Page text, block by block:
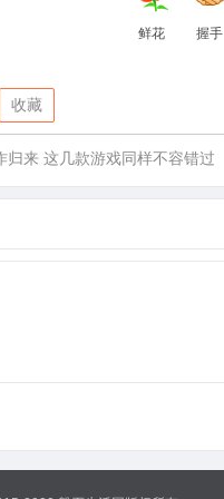
鲜花 握手
收藏
归来 这几款游戏同样不容错过